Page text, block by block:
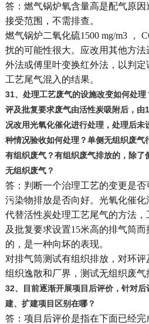
答：燃气锅炉氧含量高是配气原
接受范围，不需排查。
燃气锅炉二氧化硫1500 mg/m3 ，
扰的可能性很大。应改用其他方
外法或傅里叶变换红外法，以判
工艺尾气混入的结果。
31、处理工艺废气的设施改变如何处
评及批复要求废气由活性炭吸附后，
况改用光氧化催化进行处理，处理后未
种情况验收如何处理？单侧无组织废气
有组织废气？有组织废气排放的，除了
无组织废气？
答：判断一个治理工艺的变更是
污染物排放是否向好。光氧化催
代替活性炭处理工艺尾气的方法
及批复要求设置15米高的排气筒
的，是一种向坏的表现。
对排气筒测试有组织排放，对环
组织逸散和厂界，测试无组织废气
32、目前逐渐开展项目后评价，针对
建、扩建项目区别在哪？
答：项目后评价是指在下面已经